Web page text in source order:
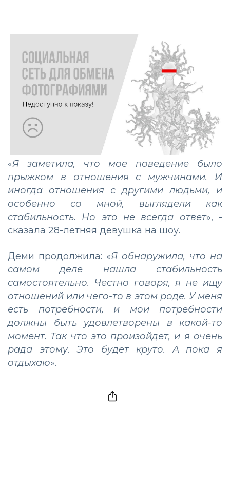
«Я заметила, что мое поведение было
прыжком в отношения с мужчинами. И
иногда отношения с другими людьми, и
особенно со мной, выглядели как
стабильность. Но это не всегда ответ», -
сказала 28-летняя девушка на шоу.
Деми продолжила: «Я обнаружила, что на
самом деле нашла стабильность
самостоятельно. Честно говоря, я не ищу
отношений или чего-то в этом роде. У меня
есть потребности, и мои потребности
должны быть удовлетворены в какой-то
момент. Так что это произойдет, и я очень
рада этому. Это будет круто. А пока я
отдыхаю».